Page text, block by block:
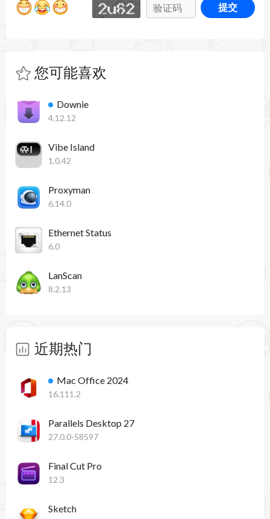
提交
您可能喜欢
Downie
4.12.12
Vibe Island
1.0.42
Proxyman
6.14.0
Ethernet Status
6.0
LanScan
8.2.13
近期热门
Mac Office 2024
16.111.2
Parallels Desktop 27
27.0.0-58597
Final Cut Pro
12.3
Sketch